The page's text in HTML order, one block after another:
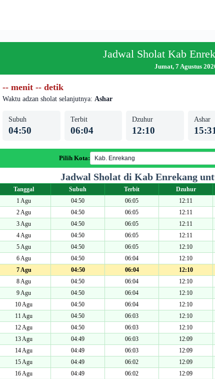
Jadwal Sholat Kab
Jumat, 7 Agustus
-- menit -- detik
Waktu adzan sholat selanjutnya: Ashar
Subuh
04:50
Terbit
06:04
Dzuhur
12:10
Ashar
15:31
Pilih Kota:
Jadwal Sholat di Kab Enrekang
Tanggal Subuh Terbit Dzuhur
1 Agu
04:50 06:05 12:11
2 Agu
04:50 06:05 12:11
3 Agu
04:50 06:05 12:11
4 Agu
04:50 06:05 12:11
5 Agu
04:50 06:05 12:10
6 Agu
04:50 06:04 12:10
7 Agu
04:50 06:04 12:10
8 Agu
04:50 06:04 12:10
9 Agu
04:50 06:04 12:10
10 Agu
04:50 06:04 12:10
11 Agu
04:50 06:03 12:10
12 Agu
04:50 06:03 12:10
13 Agu
04:49 06:03 12:09
14 Agu
04:49 06:03 12:09
15 Agu
04:49 06:02 12:09
16 Agu
04:49 06:02 12:09